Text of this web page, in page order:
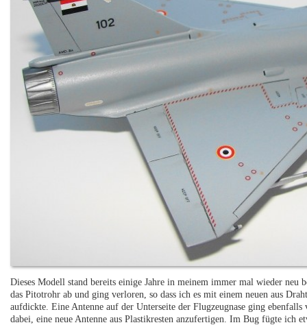
Dieses Modell stand bereits einige Jahre in meinem immer mal wieder neu
das Pitotrohr ab und ging verloren, so dass ich es mit einem neuen aus
aufdickte. Eine Antenne auf der Unterseite der Flugzeugnase ging
dabei, eine neue Antenne aus Plastikresten anzufertigen. Im Bug fügte ich